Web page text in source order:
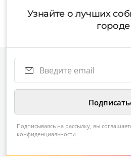
Узнайте о лучших
городе
Подписываясь на рассылку, вы
конфиденциальности